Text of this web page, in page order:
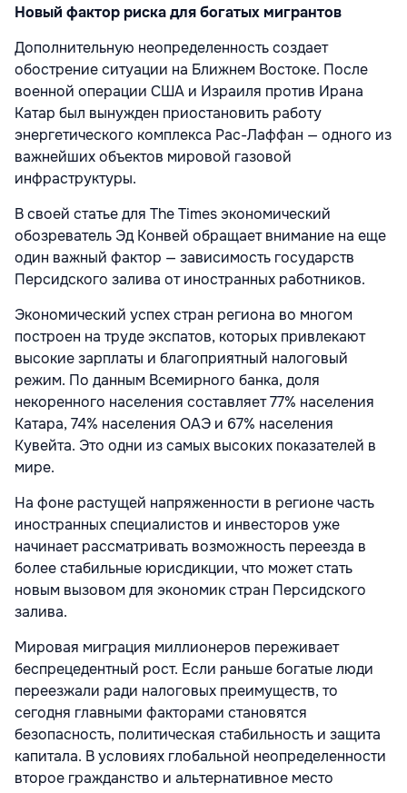
Новый фактор риска для богатых мигрантов
Дополнительную неопределенность создает
обострение ситуации на Ближнем Востоке. После
военной операции США и Израиля против Ирана
Катар был вынужден приостановить работу
энергетического комплекса Рас-Лаффан — одного из
важнейших объектов мировой газовой
инфраструктуры.
В своей статье для The Times экономический
обозреватель Эд Конвей обращает внимание на еще
один важный фактор — зависимость государств
Персидского залива от иностранных работников.
Экономический успех стран региона во многом
построен на труде экспатов, которых привлекают
высокие зарплаты и благоприятный налоговый
режим. По данным Всемирного банка, доля
некоренного населения составляет 77% населения
Катара, 74% населения ОАЭ и 67% населения
Кувейта. Это одни из самых высоких показателей в
мире.
На фоне растущей напряженности в регионе часть
иностранных специалистов и инвесторов уже
начинает рассматривать возможность переезда в
более стабильные юрисдикции, что может стать
новым вызовом для экономик стран Персидского
залива.
Мировая миграция миллионеров переживает
беспрецедентный рост. Если раньше богатые люди
переезжали ради налоговых преимуществ, то
сегодня главными факторами становятся
безопасность, политическая стабильность и защита
капитала. В условиях глобальной неопределенности
второе гражданство и альтернативное место